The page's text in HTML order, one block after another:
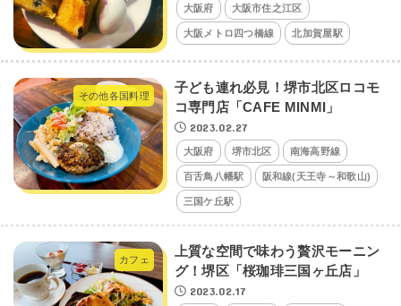
大阪府 大阪市住之江区
大阪メトロ四つ橋線 北加賀屋駅
その他各国料理
子ども連れ必見！堺市北区ロコモ
コ専門店「CAFE MINMI」
2023.02.27
大阪府 堺市北区 南海高野線
百舌鳥八幡駅 阪和線(天王寺～和歌山)
三国ケ丘駅
カフェ
上質な空間で味わう贅沢モーニン
グ！堺区「桜珈琲三国ヶ丘店」
2023.02.17